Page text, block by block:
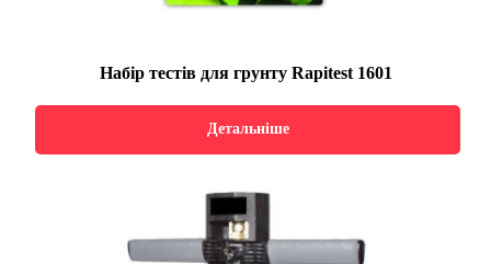
Набір тестів для грунту Rapitest 1601
Детальніше